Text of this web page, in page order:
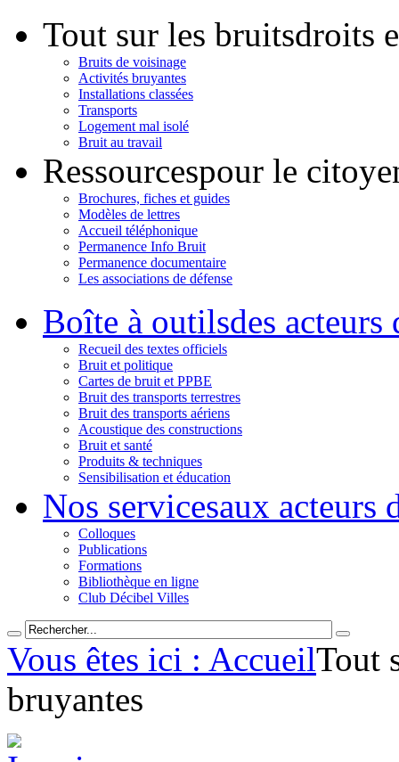
Tout sur les bruitsdroits
Bruits de voisinage
Activités bruyantes
Installations classées
Transports
Logement mal isolé
Bruit au travail
Ressourcespour le
Brochures, fiches et guides
Modèles de lettres
Accueil téléphonique
Permanence Info Bruit
Permanence documentaire
Les associations de défense
Boîte à outilsdes
Recueil des textes officiels
Bruit et politique
Cartes de bruit et PPBE
Bruit des transports terrestres
Bruit des transports aériens
Acoustique des constructions
Bruit et santé
Produits & techniques
Sensibilisation et éducation
Nos servicesaux acteurs
Colloques
Publications
Formations
Bibliothèque en ligne
Club Décibel Villes
Vous êtes ici : AccueilTout
bruyantes